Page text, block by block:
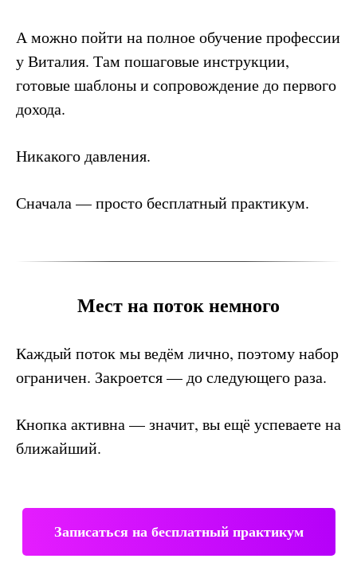
А можно пойти на полное обучение профессии
у Виталия. Там пошаговые инструкции,
готовые шаблоны и сопровождение до первого
дохода.
Никакого давления.
Сначала — просто бесплатный практикум.
Мест на поток немного
Каждый поток мы ведём лично, поэтому набор
ограничен. Закроется — до следующего раза.
Кнопка активна — значит, вы ещё успеваете на
ближайший.
Записаться на бесплатный практикум